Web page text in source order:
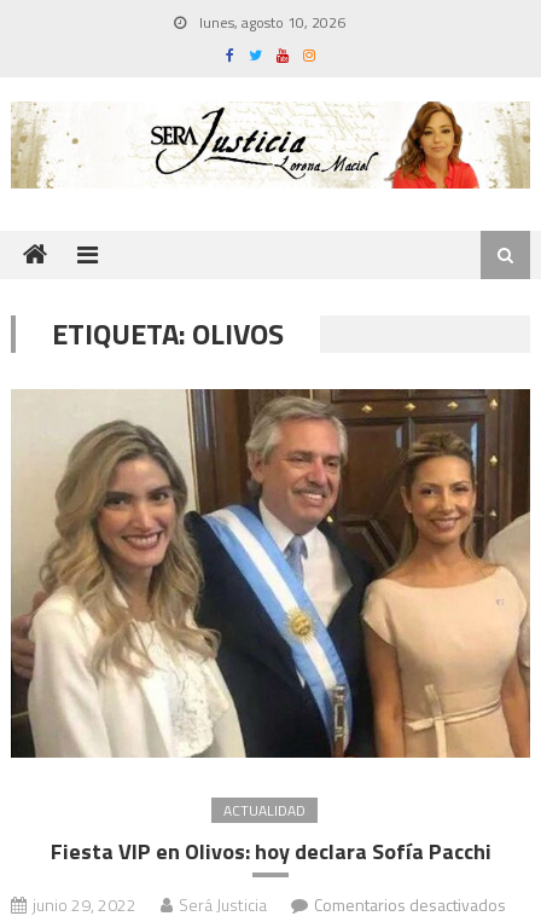
lunes, agosto 10, 2026
ETIQUETA:OLIVOS
ACTUALIDAD
Fiesta VIP en Olivos: hoy declara Sofía Pacchi
junio 29, 2022 Será Justicia Comentarios desactivados